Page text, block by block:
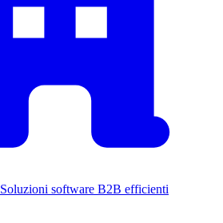
Soluzioni software B2B efficienti